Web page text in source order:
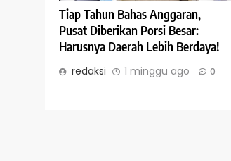
Tiap Tahun Bahas Anggaran,
Pusat Diberikan Porsi Besar:
Harusnya Daerah Lebih Berdaya!
redaksi 1 minggu ago 0